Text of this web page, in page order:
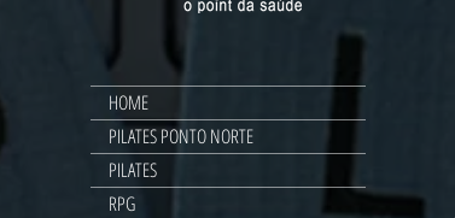
HOME
PILATES PONTO NORTE
PILATES
RPG